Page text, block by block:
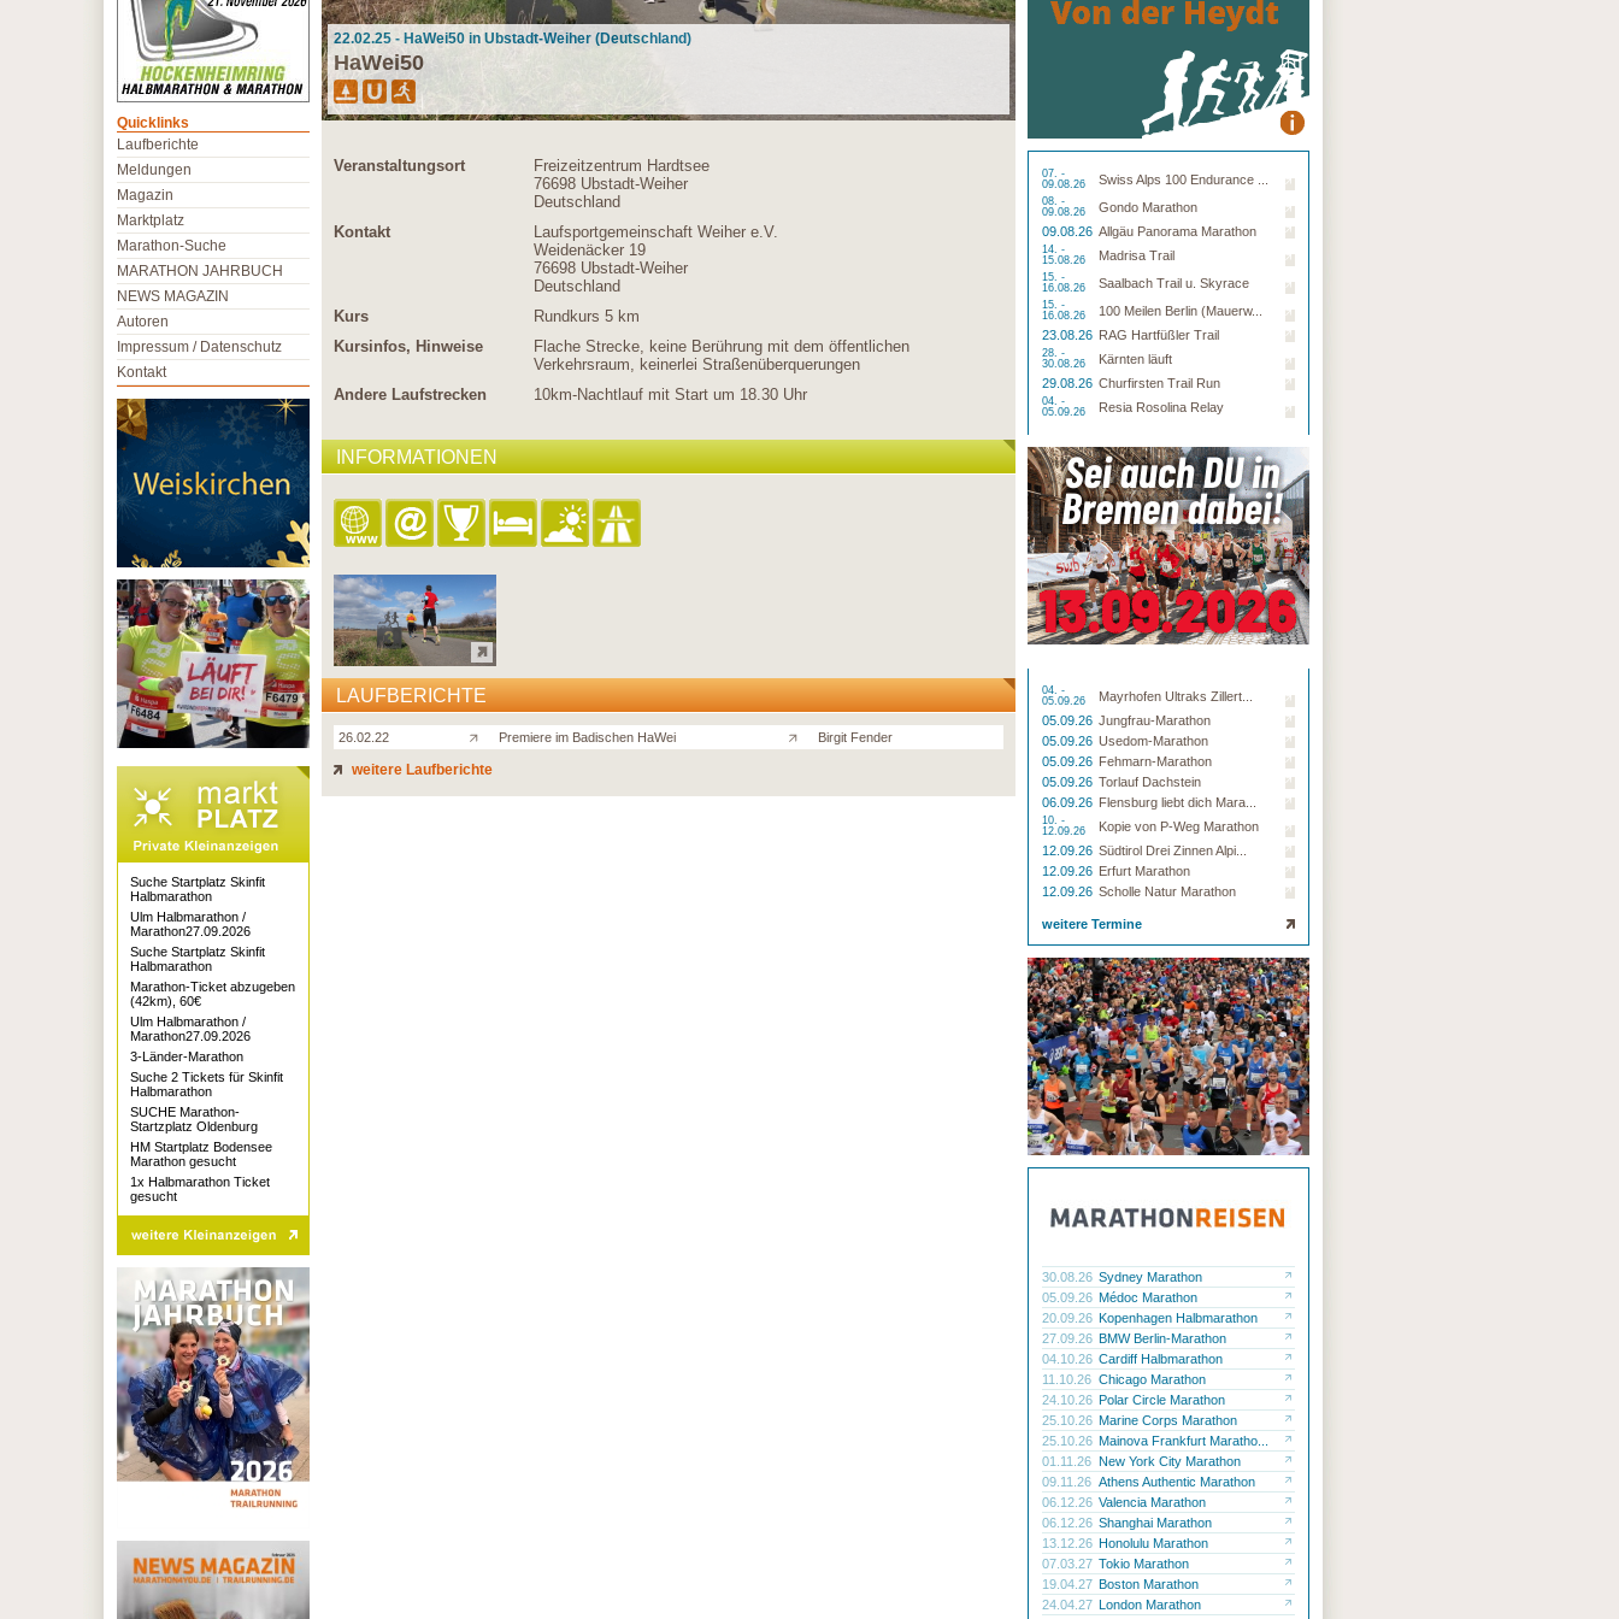
22.02.25 - HaWei50 in Ubstadt-Weiher (Deutschland)
HaWei50
Veranstaltungsort
Freizeitzentrum Hardtsee
76698 Ubstadt-Weiher
Deutschland
Kontakt
Laufsportgemeinschaft Weiher e.V.
Weidenäcker 19
76698 Ubstadt-Weiher
Deutschland
Kurs
Rundkurs 5 km
Kursinfos, Hinweise
Flache Strecke, keine Berührung mit dem öffentlichen
Verkehrsraum, keinerlei Straßenüberquerungen
Andere Laufstrecken
10km-Nachtlauf mit Start um 18.30 Uhr
INFORMATIONEN
LAUFBERICHTE
26.02.22 Premiere im Badischen HaWei Birgit Fender
weitere Laufberichte
07. -
09.08.26
Swiss Alps 100 Endurance ...
08. -
09.08.26
Gondo Marathon
09.08.26 Allgäu Panorama Marathon
14. -
15.08.26
Madrisa Trail
15. -
16.08.26
Saalbach Trail u. Skyrace
15. -
16.08.26
100 Meilen Berlin (Mauerw...
23.08.26 RAG Hartfüßler Trail
28. -
30.08.26
Kärnten läuft
29.08.26 Churfirsten Trail Run
04. -
05.09.26
Resia Rosolina Relay
04. -
05.09.26
Mayrhofen Ultraks Zillert...
05.09.26 Jungfrau-Marathon
05.09.26 Usedom-Marathon
05.09.26 Fehmarn-Marathon
05.09.26 Torlauf Dachstein
06.09.26 Flensburg liebt dich Mara...
10. -
12.09.26
Kopie von P-Weg Marathon
12.09.26 Südtirol Drei Zinnen Alpi...
12.09.26 Erfurt Marathon
12.09.26 Scholle Natur Marathon
weitere Termine
30.08.26 Sydney Marathon
05.09.26 Médoc Marathon
20.09.26 Kopenhagen Halbmarathon
27.09.26 BMW Berlin-Marathon
04.10.26 Cardiff Halbmarathon
11.10.26 Chicago Marathon
24.10.26 Polar Circle Marathon
25.10.26 Marine Corps Marathon
25.10.26 Mainova Frankfurt Maratho...
01.11.26 New York City Marathon
09.11.26 Athens Authentic Marathon
06.12.26 Valencia Marathon
06.12.26 Shanghai Marathon
13.12.26 Honolulu Marathon
07.03.27 Tokio Marathon
19.04.27 Boston Marathon
24.04.27 London Marathon
Quicklinks
Laufberichte
Meldungen
Magazin
Marktplatz
Marathon-Suche
MARATHON JAHRBUCH
NEWS MAGAZIN
Autoren
Impressum / Datenschutz
Kontakt
Suche Startplatz Skinfit
Halbmarathon
Ulm Halbmarathon /
Marathon27.09.2026
Suche Startplatz Skinfit
Halbmarathon
Marathon-Ticket abzugeben
(42km), 60€
Ulm Halbmarathon /
Marathon27.09.2026
3-Länder-Marathon
Suche 2 Tickets für Skinfit
Halbmarathon
SUCHE Marathon-
Startzplatz Oldenburg
HM Startplatz Bodensee
Marathon gesucht
1x Halbmarathon Ticket
gesucht